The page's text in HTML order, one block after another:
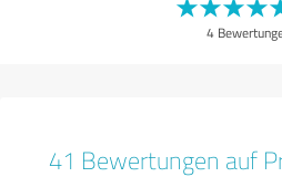
4
41 Bewertungen auf